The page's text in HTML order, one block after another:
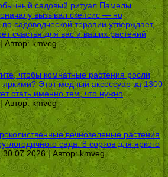
садовый ритуал Памелы
вызывал скепсис — но
садоводческой терапии утверждает,
счастья для вас и ваших растений
Автор: kmveg
чтобы комнатные растения росли
Этот медный аксессуар за 1300
стать именно тем, что нужно
Автор: kmveg
вечнозеленые растения
сада: 8 сортов для яркого
30.07.2026 | Автор:kmveg